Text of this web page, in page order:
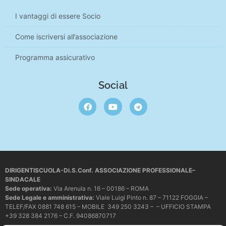
I vantaggi di essere Socio
Come iscriversi all’associazione
Programma assicurativo
Social
DIRIGENTISCUOLA-Di.S.Conf. ASSOCIAZIONE PROFESSIONALE–
SINDACALE
Sede operativa: Via Arenula n. 16 – 00186 – ROMA
Sede Legale e amministrativa: Viale Luigi Pinto n. 87 – 71122 FOGGIA –
TELEF/FAX 0881 748 615 – MOBILE 349 250 3243 – – UFFICIO STAMPA
+39 328 384 2176 – C.F. 94086870717